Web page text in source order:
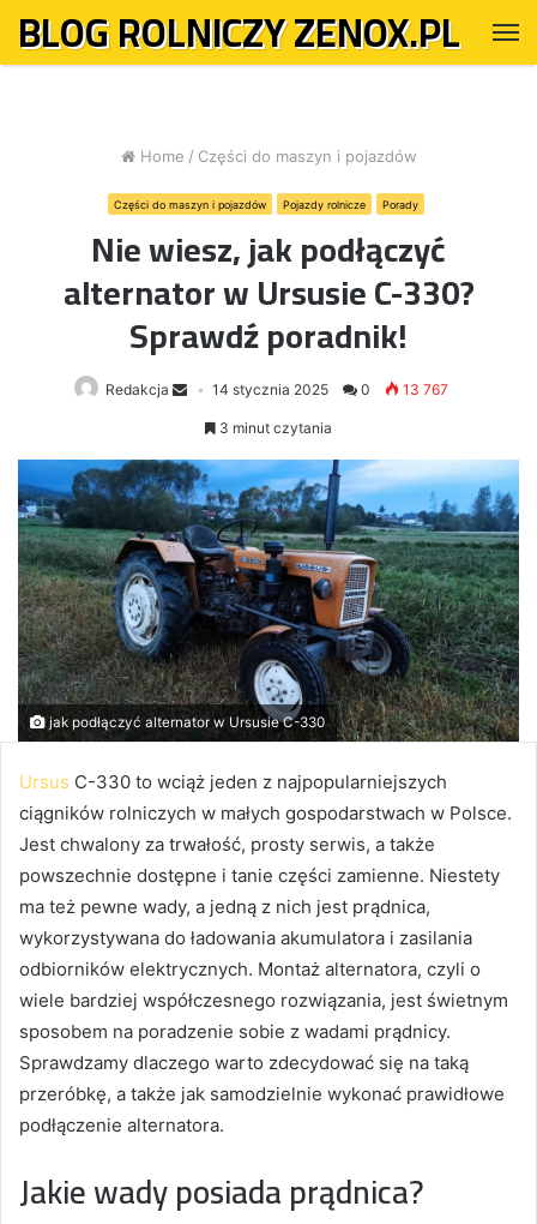
BLOG ROLNICZY ZENOX.PL
Home / Części do maszyn i pojazdów
Części do maszyn i pojazdów Pojazdy rolnicze Porady
Nie wiesz, jak podłączyć
alternator w Ursusie C-330?
Sprawdź poradnik!
Redakcja 14 stycznia 2025 0 13 767
3 minut czytania
jak podłączyć alternator w Ursusie C-330
Ursus C-330 to wciąż jeden z najpopularniejszych
ciągników rolniczych w małych gospodarstwach w Polsce.
Jest chwalony za trwałość, prosty serwis, a także
powszechnie dostępne i tanie części zamienne. Niestety
ma też pewne wady, a jedną z nich jest prądnica,
wykorzystywana do ładowania akumulatora i zasilania
odbiorników elektrycznych. Montaż alternatora, czyli o
wiele bardziej współczesnego rozwiązania, jest świetnym
sposobem na poradzenie sobie z wadami prądnicy.
Sprawdzamy dlaczego warto zdecydować się na taką
przeróbkę, a także jak samodzielnie wykonać prawidłowe
podłączenie alternatora.
Jakie wady posiada prądnica?